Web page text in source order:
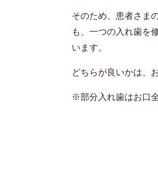
そのため、患者さま
も、一つの入れ歯を
います。
どちらが良いかは、
※部分入れ歯はお口